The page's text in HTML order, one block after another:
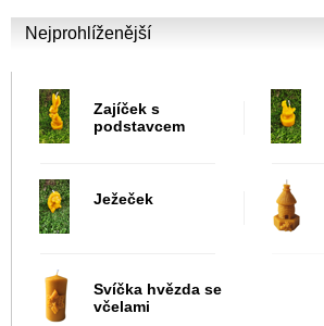
Nejprohlíženější
Zajíček s
podstavcem
Ježeček
Svíčka hvězda se
včelami